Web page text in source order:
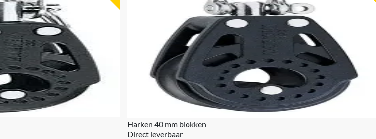
Harken 40 mm blokken
Direct leverbaar